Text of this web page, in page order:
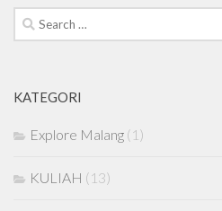
Search
for:
KATEGORI
Explore Malang (1)
KULIAH (13)